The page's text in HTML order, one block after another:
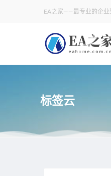
EA之家——最专业的企业
标签云